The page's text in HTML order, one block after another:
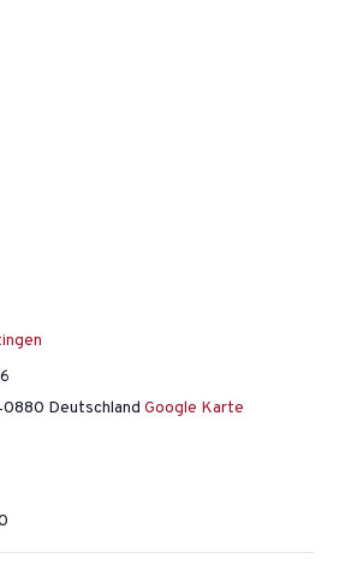
Deutschland Google Karte